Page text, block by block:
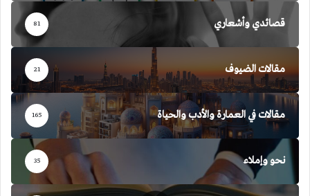
قصائدي وأشعاري 81
مقالات الضيوف 21
مقالات في العمارة والأدب والحياة 165
نحو وإملاء 35